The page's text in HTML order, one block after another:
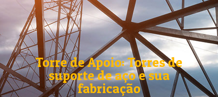
Torre de Apoio: Torres de
suporte de aço e sua
fabricação